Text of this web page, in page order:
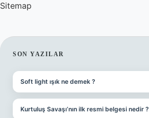
Sitemap
SIDEBAR
SON YAZILAR
Soft light ışık ne demek ?
Kurtuluş Savaşı’nın ilk resmi belgesi nedir ?